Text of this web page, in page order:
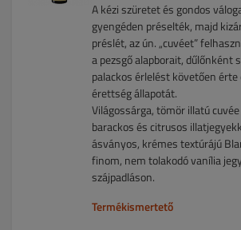
A kézi szüretet és gondos
gyengéden préselték, majd
préslét, az ún. „cuvéet”
a pezsgő alapborait, dűlőnként
palackos érlelést követően
érettség állapotát.
Világossárga, tömör illatú
barackos és citrusos
ásványos, krémes textúrájú
finom, nem tolakodó vanília
szájpadláson.
Termékismertető